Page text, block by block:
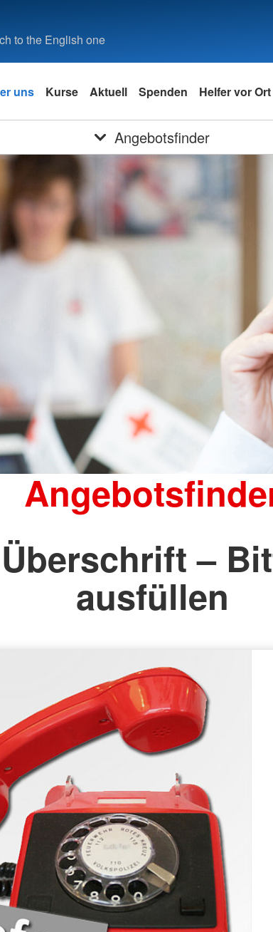
to the English one
uns Kurse Aktuell Spenden Helfer vor Ort
Angebotsfinder
Überschrift –
ausfüllen